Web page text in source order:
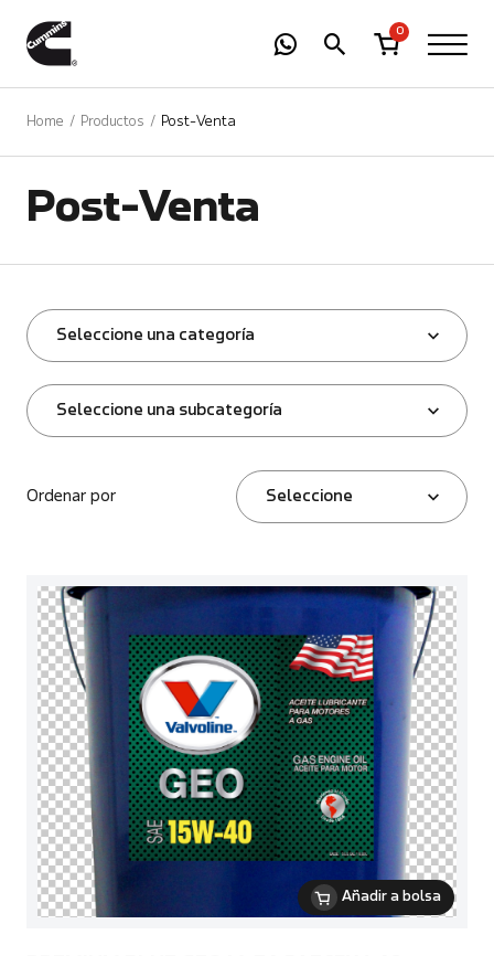
0
Home Productos Post-Venta
Post-Venta
Seleccione una categoría
Seleccione una subcategoría
Ordenar por Seleccione
Añadir a bolsa